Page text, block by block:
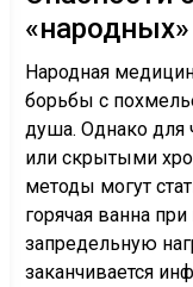
Народная
борьбы с
душа. Однако для
или скрытыми
методы могут
горячая ванна
запредельную
заканчивается